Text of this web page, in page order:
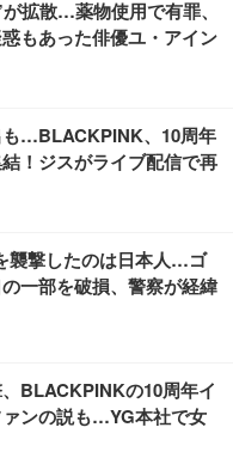
拡散…薬物使用で有罪、
もあった俳優ユ・アイン
も…BLACKPINK、10周年
！ジスがライブ配信で再
襲撃したのは日本人…ゴ
一部を破損、警察が経緯
BLACKPINKの10周年イ
ンの説も…YG本社で女